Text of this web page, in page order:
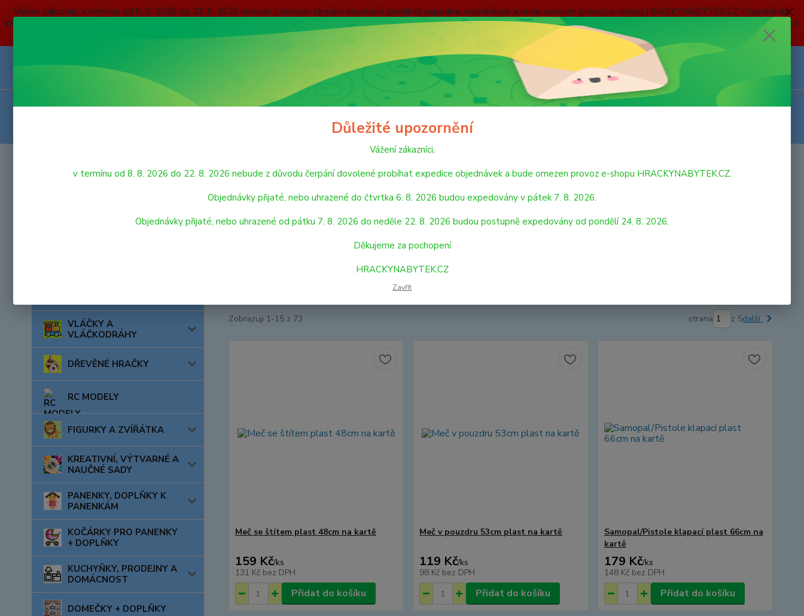
Vážení zákazníci, v termínu od 8. 8. 2026 do 23. 8. 2026 nebude z důvodu čerpání dovolené probíhat expedice objednávek a bude omezen provoz e-shopu HRACKYNABYTEK.CZ. Objednávky
přijaté, nebo uhrazené do čtvrtka 6. 8. 2026 budou expedovány v pátek 7. 8. 2026. Objednávky přijaté, nebo uhrazené od pátku 7. 8. 2026 do neděle 23. 8. 2026 budou postupně expedovány od
pondělí 24. 8. 2026. Děkujeme za pochopení HRACKYNABYTEK.CZ
ZÁSADY OCHRANY OSOBNÍCH ÚDAJŮ
REKLAMAČNÍ ŘÁD
VÝPRODEJ HRAČEK
VLÁČKY A
VLÁČKODRÁHY
DŘEVĚNÉ HRAČKY
RC MODELY
FIGURKY A ZVÍŘÁTKA
KREATIVNÍ, VÝTVARNÉ A
NAUČNÉ SADY
PANENKY, DOPLŇKY K
PANENKÁM
KOČÁRKY PRO PANENKY
+ DOPLŇKY
KUCHYŇKY, PRODEJNY A
DOMÁCNOST
DOMEČKY + DOPLŇKY
DĚTSKÉ ZBRANĚ
NERF PISTOLE VODNÍ PISTOLE
MEČE
Nejdražší
Zobrazuji 1-15 z 73 strana z 5další
Meč se štítem plast 48cm na kartě
159 Kč/ks
131 Kč bez DPH
Přidat do košíku
Meč v pouzdru 53cm plast na kartě
119 Kč/ks
98 Kč bez DPH
Přidat do košíku
Samopal/Pistole klapací plast 66cm na
kartě
179 Kč/ks
148 Kč bez DPH
Přidat do košíku
Důležité upozornění
Vážení zákazníci,
v termínu od 8. 8. 2026 do 22. 8. 2026 nebude z důvodu čerpání dovolené probíhat expedice objednávek a bude omezen provoz e-shopu HRACKYNABYTEK.CZ.
Objednávky přijaté, nebo uhrazené do čtvrtka 6. 8. 2026 budou expedovány v pátek 7. 8. 2026.
Objednávky přijaté, nebo uhrazené od pátku 7. 8. 2026 do neděle 22. 8. 2026 budou postupně expedovány od pondělí 24. 8. 2026.
Děkujeme za pochopení
HRACKYNABYTEK.CZ
Zavřít